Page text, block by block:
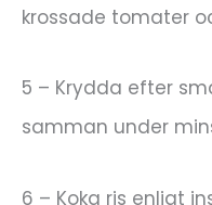
krossade tomater
5 – Krydda efter
samman under
6 – Koka ris enligt